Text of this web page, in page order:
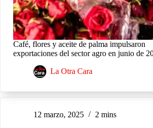
Café, flores y aceite de palma impulsaron
exportaciones del sector agro en junio de
La Otra Cara
12 marzo, 2025 2 mins